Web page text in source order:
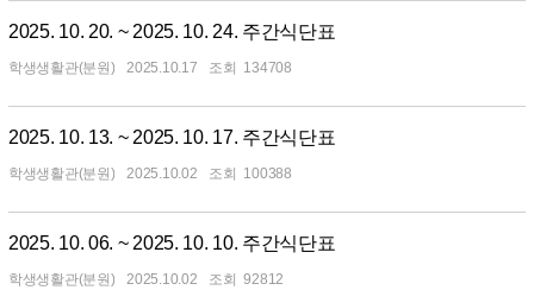
2025. 10. 20. ~ 2025. 10. 24. 주간식단표
학생생활관(분원) 2025.10.17 134708
2025. 10. 13. ~ 2025. 10. 17. 주간식단표
학생생활관(분원) 2025.10.02 100388
2025. 10. 06. ~ 2025. 10. 10. 주간식단표
학생생활관(분원) 2025.10.02 92812